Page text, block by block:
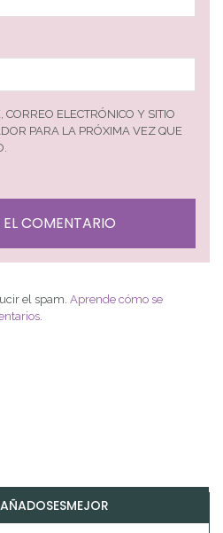
ELECTRÓNICO Y SITIO
PARA LA PRÓXIMA VEZ QUE
el spam. Aprende cómo se
.